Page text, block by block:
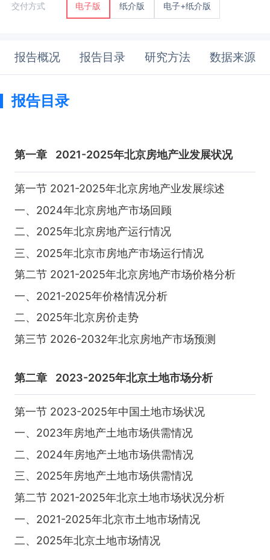
交付方式 电子版 纸介版 电子+纸介版
报告概况 报告目录 研究方法 数据来源
报告目录
第一章 2021-2025年北京房地产业发展状况
第一节 2021-2025年北京房地产业发展综述
一、2024年北京房地产市场回顾
二、2025年北京房地产运行情况
三、2025年北京市房地产市场运行情况
第二节 2021-2025年北京房地产市场价格分析
一、2021-2025年价格情况分析
二、2025年北京房价走势
第三节 2026-2032年北京房地产市场预测
第二章 2023-2025年北京土地市场分析
第一节 2023-2025年中国土地市场状况
一、2023年房地产土地市场供需情况
二、2024年房地产土地市场供需情况
三、2025年房地产土地市场供需情况
第二节 2021-2025年北京土地市场状况分析
一、2021-2025年北京市土地市场情况
二、2025年北京土地市场情况